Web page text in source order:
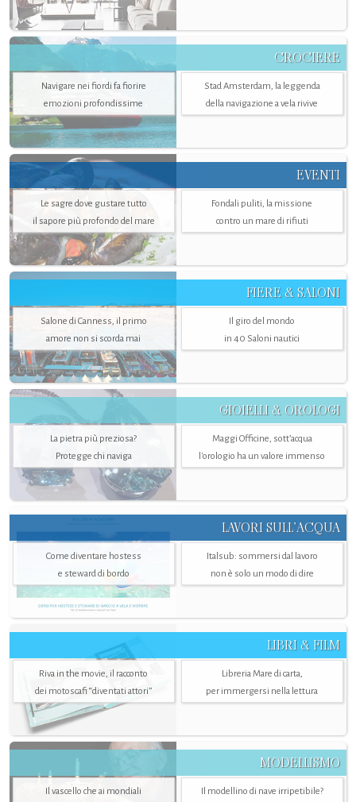
CROCIERE
Navigare nei fiordi fa fiorire
emozioni profondissime
Stad Amsterdam, la leggenda
della navigazione a vela rivive
EVENTI
Le sagre dove gustare tutto
il sapore più profondo del mare
Fondali puliti, la missione
contro un mare di rifiuti
FIERE & SALONI
Salone di Canness, il primo
amore non si scorda mai
Il giro del mondo
in 40 Saloni nautici
GIOIELLI & OROLOGI
La pietra più preziosa?
Protegge chi naviga
Maggi Officine, sott’acqua
l'orologio ha un valore immenso
LAVORI SULL’ACQUA
Come diventare hostess
e steward di bordo
Italsub: sommersi dal lavoro
non è solo un modo di dire
LIBRI & FILM
Riva in the movie, il racconto
dei motoscafi “diventati attori”
Libreria Mare di carta,
per immergersi nella lettura
MODELLISMO
Il vascello che ai mondiali
Il modellino di nave irripetibile?